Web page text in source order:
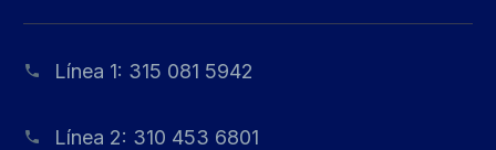
Línea 1: 315 081 5942
Línea 2: 310 453 6801